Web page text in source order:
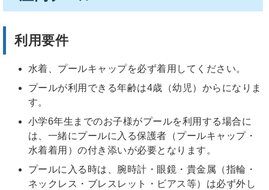
利用要件
水着、プールキャップを必ず着用してください。
プールが利用できる年齢は4歳（幼児）からになりま
す。
小学6年生までのお子様がプールを利用する場合に
は、一緒にプールに入る保護者（プールキャップ・
水着着用）の付き添いが必要となります。
プールに入る時は、腕時計・眼鏡・貴金属（指輪・
ネックレス・ブレスレット・ビアス等）は必ず外し